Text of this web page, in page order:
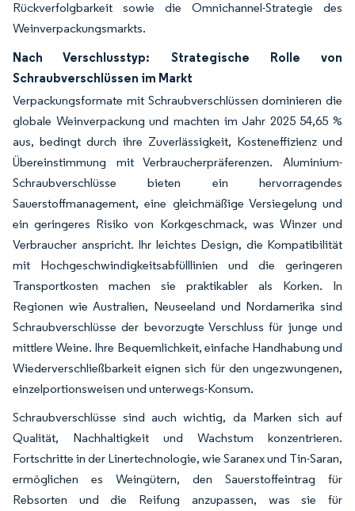
Rückverfolgbarkeit sowie die Omnichannel-Strategie des
Weinverpackungsmarkts.
Nach Verschlusstyp: Strategische Rolle von
Schraubverschlüssen im Markt
Verpackungsformate mit Schraubverschlüssen dominieren die
globale Weinverpackung und machten im Jahr 2025 54,65 %
aus, bedingt durch ihre Zuverlässigkeit, Kosteneffizienz und
Übereinstimmung mit Verbraucherpräferenzen. Aluminium-
Schraubverschlüsse bieten ein hervorragendes
Sauerstoffmanagement, eine gleichmäßige Versiegelung und
ein geringeres Risiko von Korkgeschmack, was Winzer und
Verbraucher anspricht. Ihr leichtes Design, die Kompatibilität
mit Hochgeschwindigkeitsabfülllinien und die geringeren
Transportkosten machen sie praktikabler als Korken. In
Regionen wie Australien, Neuseeland und Nordamerika sind
Schraubverschlüsse der bevorzugte Verschluss für junge und
mittlere Weine. Ihre Bequemlichkeit, einfache Handhabung und
Wiederverschließbarkeit eignen sich für den ungezwungenen,
einzelportionsweisen und unterwegs-Konsum.
Schraubverschlüsse sind auch wichtig, da Marken sich auf
Qualität, Nachhaltigkeit und Wachstum konzentrieren.
Fortschritte in der Linertechnologie, wie Saranex und Tin-Saran,
ermöglichen es Weingütern, den Sauerstoffeintrag für
Rebsorten und die Reifung anzupassen, was sie für